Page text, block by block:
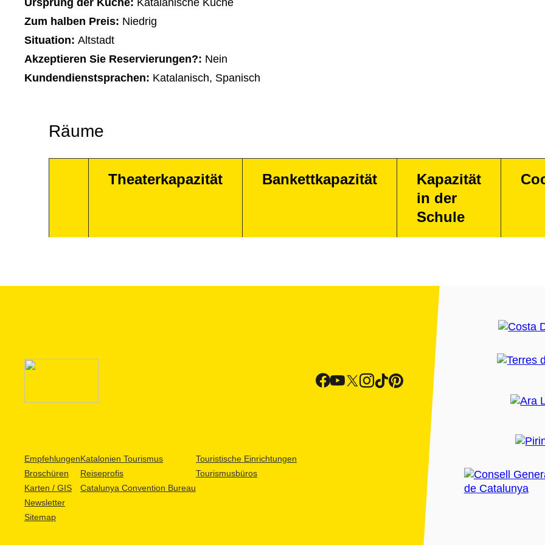
Ursprung der Küche: Katalanische Küche
Zum halben Preis: Niedrig
Situation: Altstadt
Akzeptieren Sie Reservierungen?: Nein
Kundendienstsprachen: Katalanisch, Spanisch
Räume
Theaterkapazität Bankettkapazität
Kapazität
in der
Schule
Empfehlungen
Broschüren
Karten / GIS
Newsletter
Sitemap
Katalonien Tourismus
Reiseprofis
Catalunya Convention Bureau
Touristische Einrichtungen
Tourismusbüros